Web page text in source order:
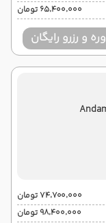
۶۵٬۴۰۰٬۰۰۰ تومان
و رزرو رایگان
۷۴٬۷۰۰٬۰۰۰ تومان
۹۸٬۴۰۰٬۰۰۰ تومان